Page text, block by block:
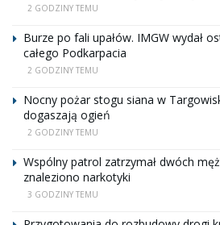
2 GODZINY TEMU
Burze po fali upałów. IMGW wydał
całego Podkarpacia
2 GODZINY TEMU
Nocny pożar stogu siana w
dogaszają ogień
2 GODZINY TEMU
Wspólny patrol zatrzymał dwóch
znaleziono narkotyki
3 GODZINY TEMU